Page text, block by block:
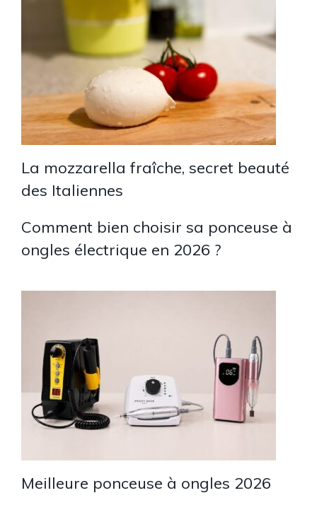
La mozzarella fraîche, secret beauté
des Italiennes
Comment bien choisir sa ponceuse à
ongles électrique en 2026 ?
Meilleure ponceuse à ongles 2026